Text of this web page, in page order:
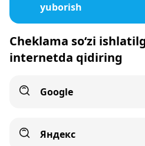
yuborish
Cheklama so‘zi
internetda qidiring
Google
Яндекс